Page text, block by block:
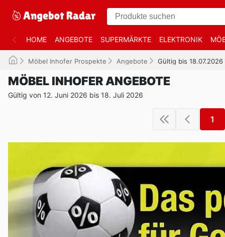
HOME ANGEBOTE SUPERMÄRKTE ELEKTRONIK
Möbel Inhofer Prospekte Angebote Gültig bis 18.07.2026
MÖBEL INHOFER ANGEBOTE
Gültig von 12. Juni 2026 bis 18. Juli 2026
1